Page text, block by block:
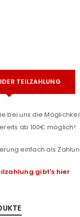
TEILZAHLUNG
bei uns die
ab 100€ möglich!
einfach als
gibt's hier